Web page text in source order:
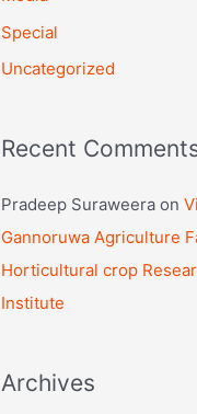
o
r
Special
Uncategorized
Recent
Pradeep Suraweera on
Gannoruwa Agriculture
Horticultural crop
Institute
Archives